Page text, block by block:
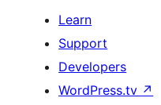
Learn
Support
Developers
WordPress.tv ↗